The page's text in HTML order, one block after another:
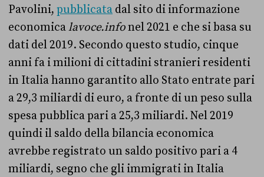
Pavolini, pubblicata dal sito di informazione
economicalavoce.infonel 2021 e che si basa su
dati del 2019. Secondo questo studio, cinque
anni fa i milioni di cittadini stranieri residenti
in Italia hanno garantito allo Stato entrate pari
a 29,3 miliardi di euro, a fronte di un peso sulla
spesa pubblica pari a 25,3 miliardi. Nel 2019
quindi il saldo della bilancia economica
avrebbe registrato un saldo positivo pari a 4
miliardi, segno che gli immigrati in Italia